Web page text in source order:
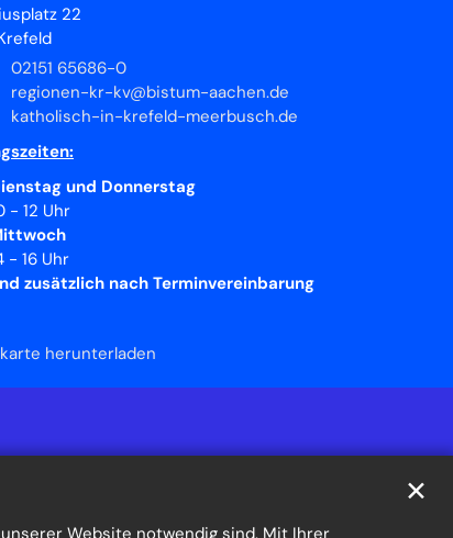
Website notwendig sind. Mit Ihrer
✕
22
02151 65686-0
regionen-kr-kv@bistum-aachen.de
katholisch-in-krefeld-meerbusch.de
und Donnerstag
- 12 Uhr
- 16 Uhr
zusätzlich nach Terminvereinbarung
herunterladen